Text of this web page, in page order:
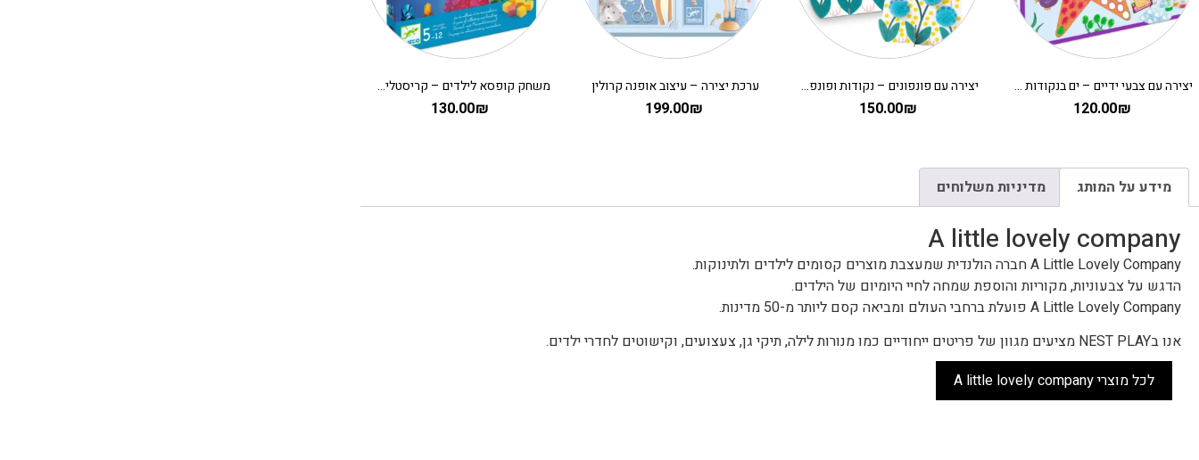
יצירה עם צבעי ידיים – ים בנקודות DJECO
120.00₪
יצירה עם פונפונים – נקודות ופונפונים בדשא DJECO
150.00₪
ערכת יצירה – עיצוב אופנה קרולין
199.00₪
משחק קופסא לילדים – קריסטלים בחלל
130.00₪
מידע על המותג מדיניות משלוחים
A little lovely company
A Little Lovely Company חברה הולנדית שמעצבת מוצרים קסומים לילדים ולתינוקות.
הדגש על צבעוניות, מקוריות והוספת שמחה לחיי היומיום של הילדים.
A Little Lovely Company פועלת ברחבי העולם ומביאה קסם ליותר מ-50 מדינות.
אנו בNEST PLAY מציעים מגוון של פריטים ייחודיים כמו מנורות לילה, תיקי גן, צעצועים, וקישוטים לחדרי ילדים.
לכל מוצרי A little lovely company